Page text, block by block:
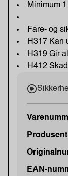
Minimum
Fare- og
H317 Kan
H319 Gir
H412
EAN-